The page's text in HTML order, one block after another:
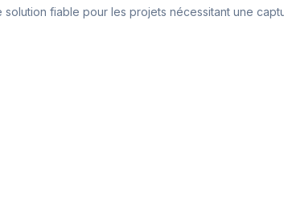
fiable pour les projets nécessitant une